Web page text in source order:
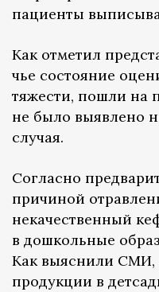
пациенты
Как отметил
чье состояние
тяжести, пошли на
не было выявлено
случая.
Согласно
причиной
некачественный
в дошкольные
Как выяснили СМИ,
продукции в